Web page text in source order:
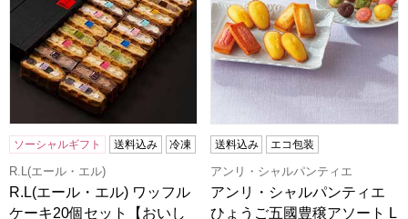
ソーシャルギフト 送料込み 冷凍
R.L(エール・エル)
R.L(エール・エル) ワッフル
ケーキ20個セット【おいし
送料込み エコ包装
アンリ・シャルパンティエ
アンリ・シャルパンティエ
ひょうご五國豊穣アソート L